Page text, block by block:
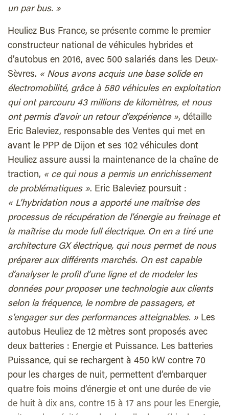
un par bus. »
Heuliez Bus France, se présente comme le premier
constructeur national de véhicules hybrides et
d’autobus en 2016, avec 500 salariés dans les Deux-
Sèvres. «Nous avons acquis une base solide en
électromobilité, grâce à 580 véhicules en exploitation
qui ont parcouru 43 millions de kilomètres, et nous
ont permis d’avoir un retour d’expérience », détaille
Eric Baleviez, responsable des Ventes qui met en
avant le PPP de Dijon et ses 102 véhicules dont
Heuliez assure aussi la maintenance de la chaîne de
traction, «ce qui nous a permis un enrichissement
de problématiques ». Eric Baleviez poursuit :
«L’hybridation nous a apporté une maîtrise des
processus de récupération de l’énergie au freinage et
la maîtrise du mode full électrique. On en a tiré une
architecture GX électrique, qui nous permet de nous
préparer aux différents marchés. On est capable
d’analyser le profil d’une ligne et de modeler les
données pour proposer une technologie aux clients
selon la fréquence, le nombre de passagers, et
s’engager sur des performances atteignables. » Les
autobus Heuliez de 12 mètres sont proposés avec
deux batteries : Energie et Puissance. Les batteries
Puissance, qui se rechargent à 450 kW contre 70
pour les charges de nuit, permettent d’embarquer
quatre fois moins d’énergie et ont une durée de vie
de huit à dix ans, contre 15 à 17 ans pour les Energie,